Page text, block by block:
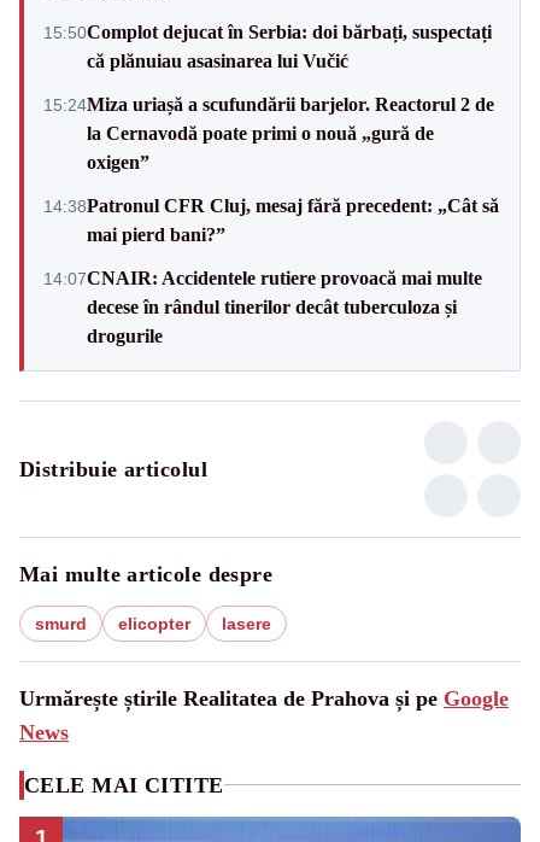
15:50Complot dejucat în Serbia: doi bărbați, suspectați
că plănuiau asasinarea lui Vučić
15:24Miza uriașă a scufundării barjelor. Reactorul 2 de
la Cernavodă poate primi o nouă „gură de
oxigen”
14:38Patronul CFR Cluj, mesaj fără precedent: „Cât să
mai pierd bani?”
14:07CNAIR: Accidentele rutiere provoacă mai multe
decese în rândul tinerilor decât tuberculoza și
drogurile
Distribuie articolul
Mai multe articole despre
smurd elicopter lasere
Urmărește știrile Realitatea de Prahova și pe Google
News
CELE MAI CITITE